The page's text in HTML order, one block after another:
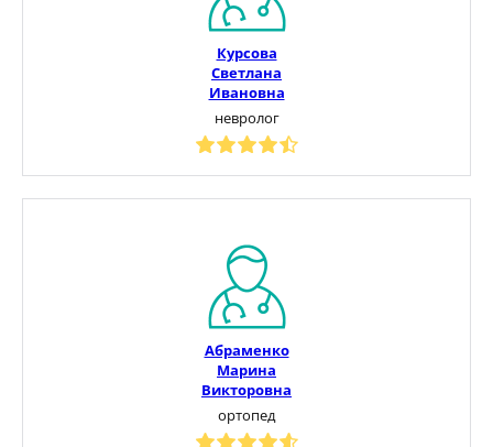
Курсова
Светлана
Ивановна
невролог
Абраменко
Марина
Викторовна
ортопед